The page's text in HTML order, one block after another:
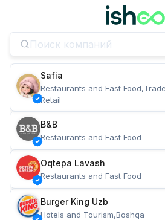
Safia
Restaurants and Fast
Retail
B&B
Restaurants and Fast Food
Oqtepa Lavash
Restaurants and Fast Food
Burger King Uzb
Hotels and Tourism,Boshqa